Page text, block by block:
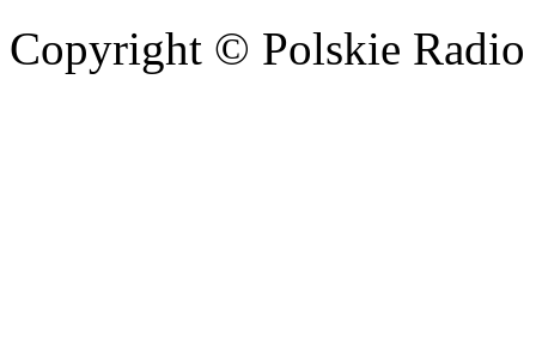
Copyright © Polskie